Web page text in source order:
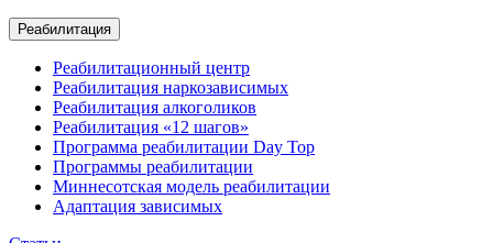
Реабилитация
Реабилитационный центр
Реабилитация наркозависимых
Реабилитация алкоголиков
Реабилитация «12 шагов»
Программа реабилитации Day Top
Программы реабилитации
Миннесотская модель реабилитации
Адаптация зависимых